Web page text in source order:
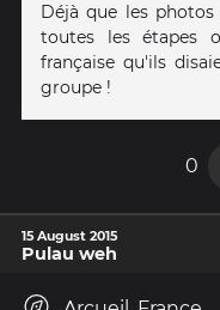
Déjà que les
toutes les étapes
française qu'ils
groupe !
0
15 August 2015
Pulau weh